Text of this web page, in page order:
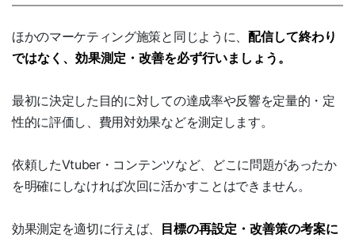
ほかのマーケティング施策と同じように、 配信して終わり
ではなく、効果測定・改善を必ず行いましょう。
最初に決定した目的に対しての達成率や反響を定量的・定
性的に評価し、費用対効果などを測定します。
依頼したVtuber・コンテンツなど、どこに問題があったか
を明確にしなければ次回に活かすことはできません。
効果測定を適切に行えば、 目標の再設定・改善策の考案に